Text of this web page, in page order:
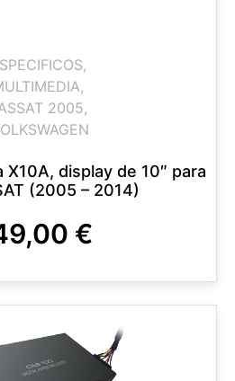
,
,
2005,
display de 10″ para
(2005 – 2014)
€